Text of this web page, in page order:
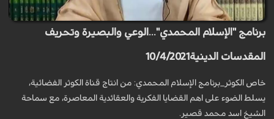
برنامج "الإسلام المحمدي"...الوعي والبصيرة وتحريف
المقدسات الدينية10/4/2021
خاص الكوثر_برنامج الإسلام المحمدي: من انتاج قناة الكوثر الفضائية،
يسلط الضوء على اهم القضايا الفكرية والعقائدية المعاصرة، مع سماحة
الشيخ اسد محمد قصير.